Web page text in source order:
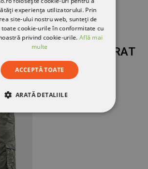
AU CUMPĂRAT
AU MAI CUMPĂRAT
experiența utilizatorului. Prin
site-ului nostru web, sunteți de
toate cookie-urile în conformitate cu
privind cookie-urile.Află mai
multe
ACCEPTĂ TOATE
ARATĂ DETALIILE
NECESARE
PERFORMANȚĂ
TARGETARE